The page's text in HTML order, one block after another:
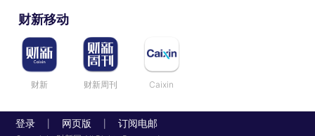
财新移动
财新 财新周刊 Caixin
登录 网页版 订阅电邮